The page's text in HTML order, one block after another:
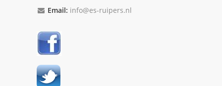
Email: info@es-ruipers.nl